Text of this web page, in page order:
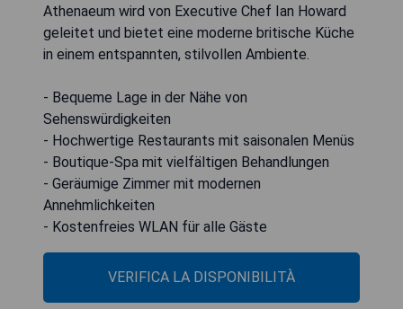
Athenaeum wird von Executive Chef Ian Howard
geleitet und bietet eine moderne britische Küche
in einem entspannten, stilvollen Ambiente.
- Bequeme Lage in der Nähe von
Sehenswürdigkeiten
- Hochwertige Restaurants mit saisonalen Menüs
- Boutique-Spa mit vielfältigen Behandlungen
- Geräumige Zimmer mit modernen
Annehmlichkeiten
- Kostenfreies WLAN für alle Gäste
VERIFICA LA DISPONIBILITÀ